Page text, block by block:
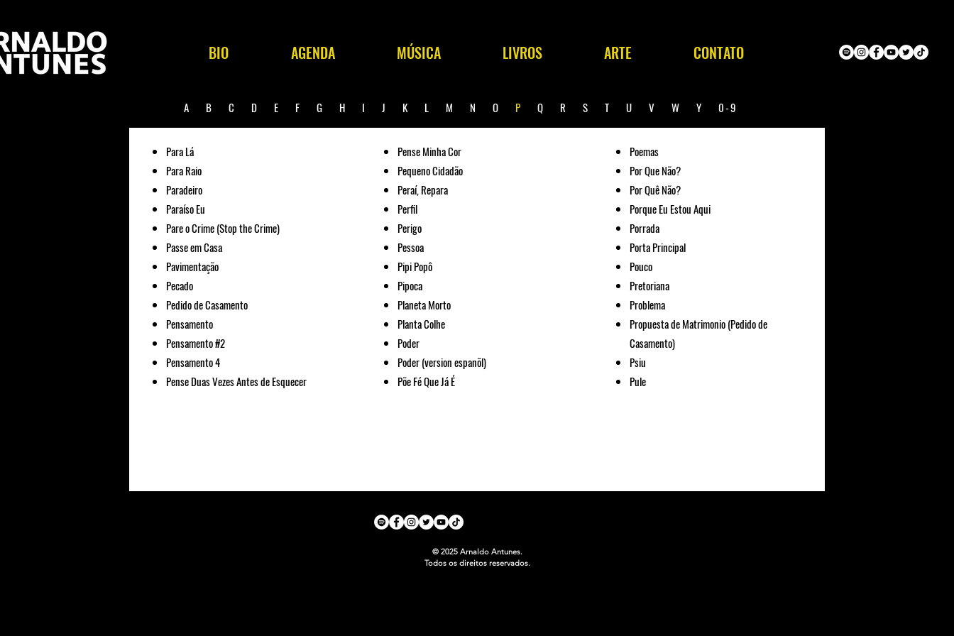
BIO AGENDA MÚSICA LIVROS ARTE CONTATO
A B C D E F G H I J K L M N O P Q R S T U V W Y 0-9
Para Lá
Para Raio
Paradeiro
Paraíso Eu
Pare o Crime (Stop the Crime)
Passe em Casa
Pavimentação
Pecado
Pedido de Casamento
Pensamento
Pensamento #2
Pensamento 4
Pense Duas Vezes Antes de Esquecer
Pense Minha Cor
Pequeno Cidadão
Peraí, Repara
Perfil
Perigo
Pessoa
Pipi Popô
Pipoca
Planeta Morto
Planta Colhe
Poder
Poder (version espanõl)
Põe Fé Que Já É
Poemas
Por Que Não?
Por Quê Não?
Porque Eu Estou Aqui
Porrada
Porta Principal
Pouco
Pretoriana
Problema
Propuesta de Matrimonio (Pedido de
Casamento)
Psiu
Pule
© 2025 Arnaldo Antunes.
Todos os direitos reservados.